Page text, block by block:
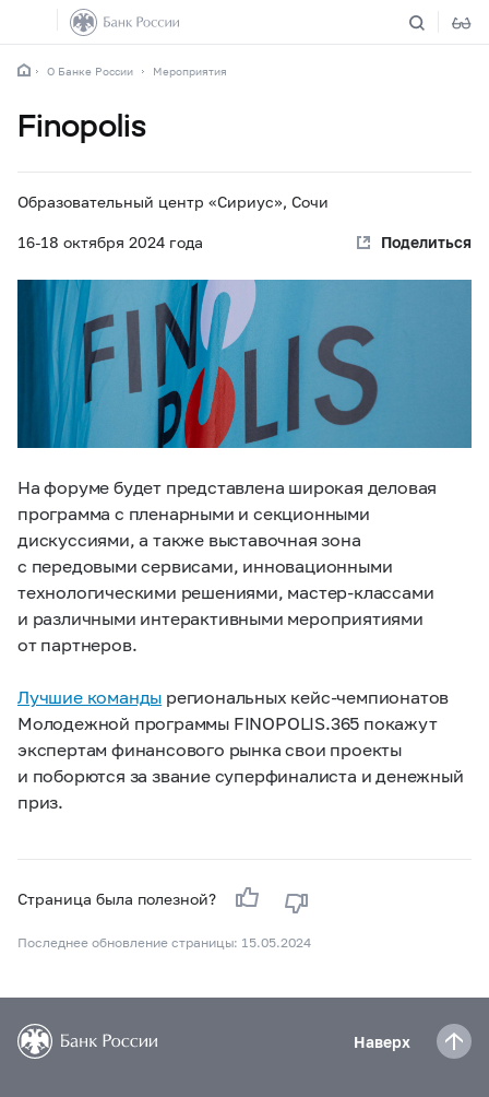
О Банке России Мероприятия
Finopolis
16-18 октября 2024 года
Образовательный центр «Сириус», Сочи
Поделиться
На форуме будет представлена широкая деловая
программа с пленарными и секционными
дискуссиями, а также выставочная зона
с передовыми сервисами, инновационными
технологическими решениями, мастер-классами
и различными интерактивными мероприятиями
от партнеров.
Лучшие команды региональных кейс-чемпионатов
Молодежной программы FINOPOLIS.365 покажут
экспертам финансового рынка свои проекты
и поборются за звание суперфиналиста и денежный
приз.
Страница была полезной?
Последнее обновление страницы: 15.05.2024
Наверх